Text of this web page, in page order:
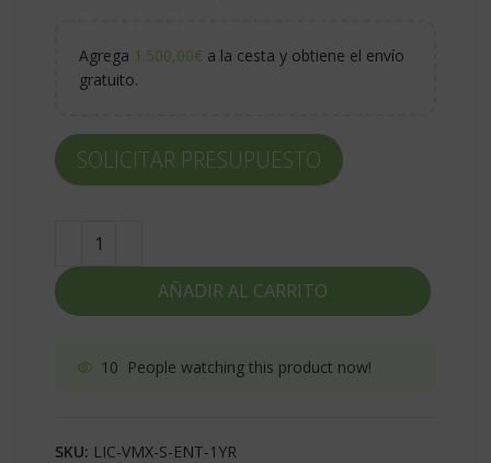
Agrega 1.500,00€ a la cesta y obtiene el envío
gratuito.
AÑADIR AL CARRITO
SOLICITAR PRESUPUESTO
10 People watching this product now!
SKU: LIC-VMX-S-ENT-1YR